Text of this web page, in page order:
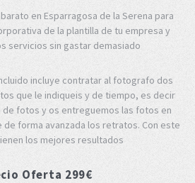
en Esparragosa de la Serena para
de la plantilla de tu empresa y
servicios sin gastar demasiado
incluye contratar al fotografo dos
que le indiqueis y de tiempo, es decir
de fotos y os entreguemos las fotos en
forma avanzada los retratos. Con este
los mejores resultados
Oferta 299€